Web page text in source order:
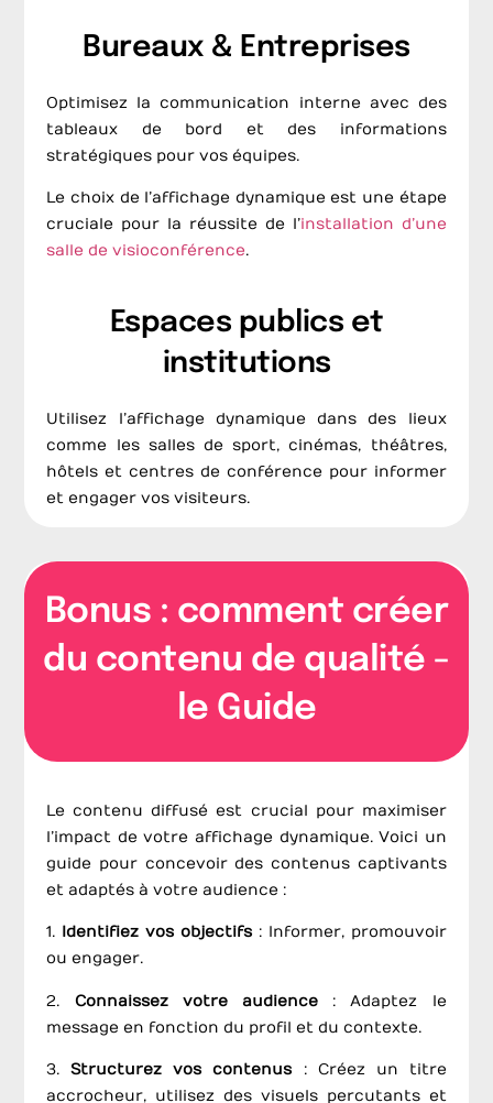
Bureaux & Entreprises
Optimisez la communication interne avec des
tableaux de bord et des informations
stratégiques pour vos équipes.
Le choix de l’affichage dynamique est une étape
cruciale pour la réussite de l’installation d’une
salle de visioconférence.
Espaces publics et
institutions
Utilisez l’affichage dynamique dans des lieux
comme les salles de sport, cinémas, théâtres,
hôtels et centres de conférence pour informer
et engager vos visiteurs.
Bonus : comment créer
du contenu de qualité -
le Guide
Le contenu diffusé est crucial pour maximiser
l’impact de votre affichage dynamique. Voici un
guide pour concevoir des contenus captivants
et adaptés à votre audience :
1. Identifiez vos objectifs : Informer, promouvoir
ou engager.
2. Connaissez votre audience : Adaptez le
message en fonction du profil et du contexte.
3.Structurez vos contenus : Créez un titre
accrocheur, utilisez des visuels percutants et